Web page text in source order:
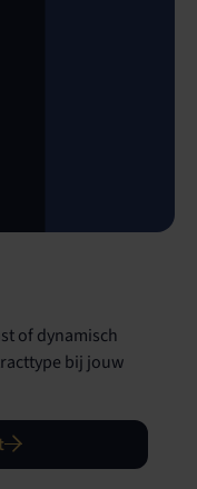
of dynamisch
bij jouw